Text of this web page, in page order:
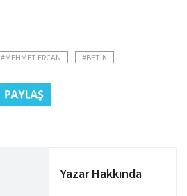
#MEHMET ERCAN #BETIK
Yazar Hakkında